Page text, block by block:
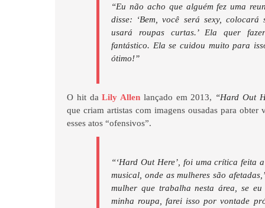
“Eu não acho que alguém fez uma
disse: ‘Bem, você será sexy,
usará roupas curtas.’ Ela quer
fantástico. Ela se cuidou muito para
ótimo!”
O hit da Lily Allen lançado em 2013, “Hard Out
que criam artistas com imagens ousadas para obter
esses atos “ofensivos”.
“‘Hard Out Here’, foi uma crítica feita
musical, onde as mulheres são
mulher que trabalha nesta área, se
minha roupa, farei isso por vontade